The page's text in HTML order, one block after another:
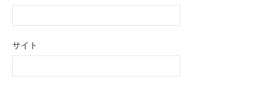
サイト